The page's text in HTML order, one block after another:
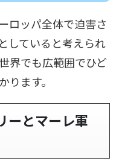
ロッパ全体で迫害さ
していると考えられ
界でも広範囲でひど
ります。
ーとマーレ軍